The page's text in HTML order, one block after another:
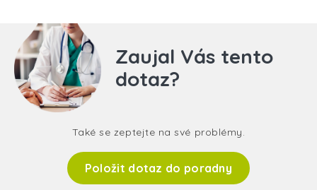
Zaujal Vás tento
dotaz?
Také se zeptejte na své problémy.
Položit dotaz do poradny